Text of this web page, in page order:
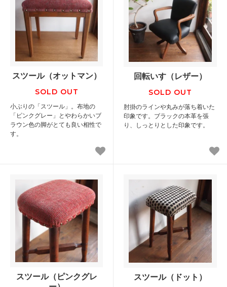
スツール（オットマン）
SOLD OUT
小ぶりの「スツール」。布地の
「ピンクグレー」とやわらかいブ
ラウン色の脚がとても良い相性で
す。
回転いす（レザー）
SOLD OUT
肘掛のラインや丸みが落ち着いた
印象です。ブラックの本革を張
り、しっとりとした印象です。
スツール（ピンクグレ
スツール（ドット）